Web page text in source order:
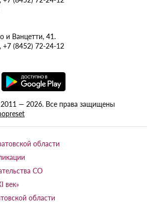
и Ванцетти, 41.
+7 (8452) 72-24-12
— 2026. Все права защищены
области
СО
век»
области